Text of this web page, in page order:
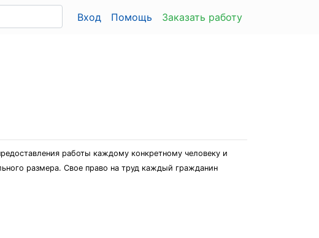
Вход Помощь Заказать работу
работы каждому конкретному человеку и
размера. Свое право на труд каждый гражданин